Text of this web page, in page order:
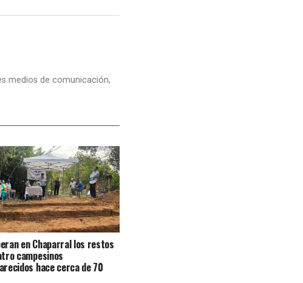
medios de comunicación,
en Chaparral los restos
campesinos
hace cerca de 70